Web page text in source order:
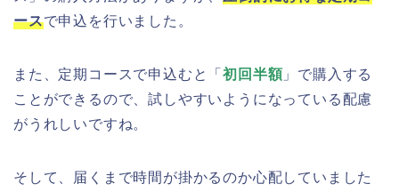
ースで申込を行いました。
また、定期コースで申込むと「初回半額」で購入する
ことができるので、試しやすいようになっている配慮
がうれしいですね。
そして、届くまで時間が掛かるのか心配していました